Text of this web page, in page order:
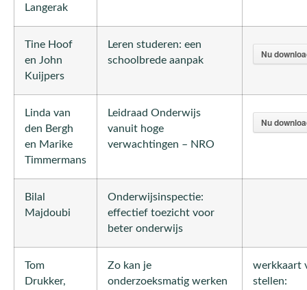
Langerak
Tine Hoof
en John
Kuijpers
Leren studeren: een
schoolbrede aanpak
Nu
Linda van
den Bergh
en Marike
Timmermans
Leidraad Onderwijs
vanuit hoge
verwachtingen – NRO
Nu
Bilal
Majdoubi
Onderwijsinspectie:
effectief toezicht voor
beter onderwijs
Tom
Drukker,
Zo kan je
onderzoeksmatig werken
werkkaart
stellen: